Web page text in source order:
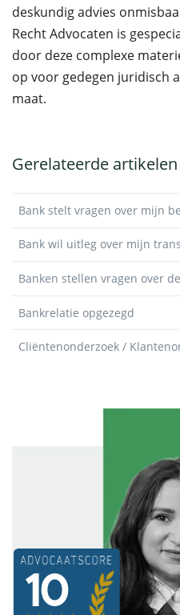
deskundig advies
Recht Advocaten is
door deze complexe
op voor gedegen juridisch
maat.
Gerelateerde artikelen
Bank stelt vragen over mijn
Bank wil uitleg over mijn
Banken stellen vragen over
Bankrelatie opgezegd
Cliëntenonderzoek /